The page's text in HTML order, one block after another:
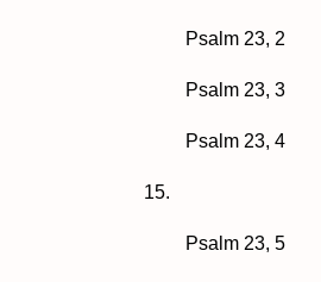
15.
Psalm 23, 2
Psalm 23, 3
Psalm 23, 4
Psalm 23, 5